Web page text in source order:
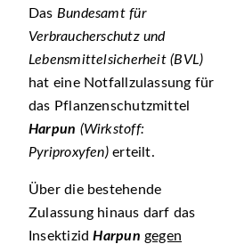
Das Bundesamt für
Verbraucherschutz und
Lebensmittelsicherheit (BVL)
hat eine Notfallzulassung für
das Pflanzenschutzmittel
Harpun (Wirkstoff:
Pyriproxyfen)erteilt.
Über die bestehende
Zulassung hinaus darf das
InsektizidHarpun gegen